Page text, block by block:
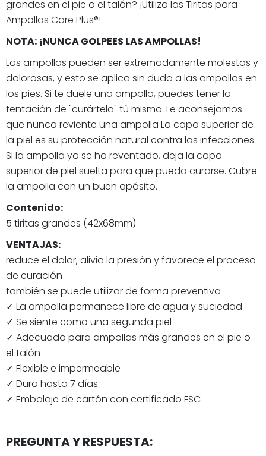
grandes en el pie o el talón? ¡Utiliza las Tiritas para
Ampollas Care Plus®!
NOTA: ¡NUNCA GOLPEES LAS AMPOLLAS!
Las ampollas pueden ser extremadamente molestas y
dolorosas, y esto se aplica sin duda a las ampollas en
los pies. Si te duele una ampolla, puedes tener la
tentación de "curártela" tú mismo. Le aconsejamos
que nunca reviente una ampolla La capa superior de
la piel es su protección natural contra las infecciones.
Si la ampolla ya se ha reventado, deja la capa
superior de piel suelta para que pueda curarse. Cubre
la ampolla con un buen apósito.
Contenido:
5 tiritas grandes (42x68mm)
VENTAJAS:
reduce el dolor, alivia la presión y favorece el proceso
de curación
también se puede utilizar de forma preventiva
✓ La ampolla permanece libre de agua y suciedad
✓ Se siente como una segunda piel
✓ Adecuado para ampollas más grandes en el pie o
el talón
✓ Flexible e impermeable
✓ Dura hasta 7 días
✓ Embalaje de cartón con certificado FSC
PREGUNTA Y RESPUESTA: